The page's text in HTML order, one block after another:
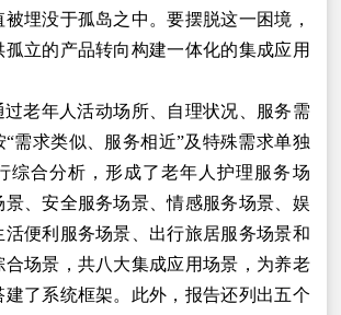
埋没于孤岛之中。要摆脱这一困境，
立的产品转向构建一体化的集成应用
过老年人活动场所、自理状况、服务需
需求类似、服务相近”及特殊需求单独
综合分析，形成了老年人护理服务场
景、安全服务场景、情感服务场景、娱
活便利服务场景、出行旅居服务场景和
合场景，共八大集成应用场景，为养老
建了系统框架。此外，报告还列出五个